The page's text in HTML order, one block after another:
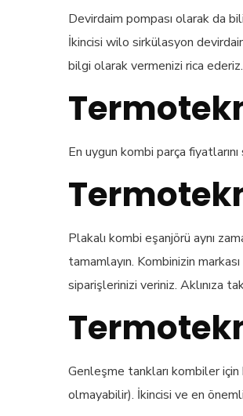
Devirdaim pompası olarak da
İkincisi wilo sirkülasyon
bilgi olarak vermenizi rica ederiz.
En uygun kombi parça
Plakalı kombi eşanjörü aynı
tamamlayın. Kombinizin
siparişlerinizi veriniz. Aklınıza
Genleşme tankları kombiler
olmayabilir). İkincisi ve en